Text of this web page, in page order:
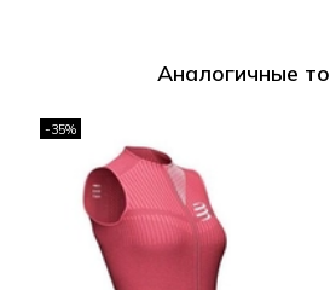
Аналогичные
-35%